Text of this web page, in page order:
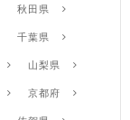
秋田県
千葉県
山梨県
京都府